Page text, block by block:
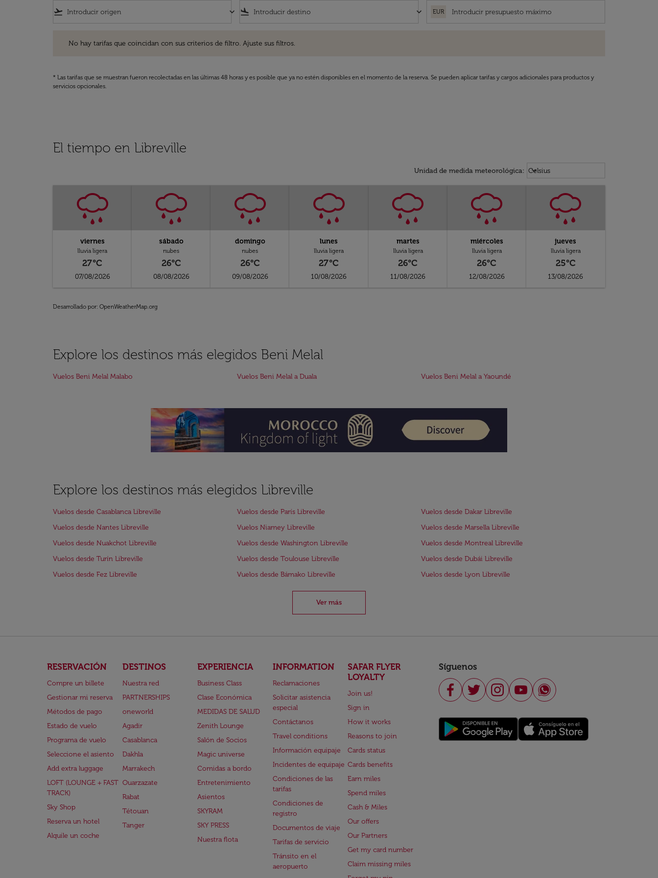
flight_takeoff keyboard_arrow_down flight_land keyboard_arrow_down EUR
No hay tarifas que coincidan con sus criterios de filtro. Ajuste sus filtros.
* Las tarifas que se muestran fueron recolectadas en las últimas 48 horas y es posible que ya no estén disponibles en el momento de la reserva. Se pueden aplicar tarifas y cargos adicionales para productos y
servicios opcionales.
El tiempo en Libreville
Unidad de medida meteorológica: Weather unit option Celsius
Celsius
keyboard_arrow_down
viernes
lluvia ligera
27°C
07/08/2026
sábado
nubes
26°C
08/08/2026
domingo
nubes
26°C
09/08/2026
lunes
lluvia ligera
27°C
10/08/2026
martes
lluvia ligera
26°C
11/08/2026
miércoles
lluvia ligera
26°C
12/08/2026
jueves
lluvia ligera
25°C
13/08/2026
Desarrollado por: OpenWeatherMap.org
Explore los destinos más elegidos Beni Melal
Vuelos Beni Melal Malabo Vuelos Beni Melal a Duala Vuelos Beni Melal a Yaoundé
Explore los destinos más elegidos Libreville
Vuelos desde Casablanca Libreville Vuelos desde París Libreville
Vuelos desde Dakar Libreville
Vuelos desde Nantes Libreville
Vuelos Niamey Libreville
Vuelos desde Marsella Libreville
Vuelos desde Nuakchot Libreville
Vuelos desde Washington Libreville
Vuelos desde Montreal Libreville
Vuelos desde Turín Libreville
Vuelos desde Toulouse Libreville
Vuelos desde Dubái Libreville
Vuelos desde Fez Libreville
Vuelos desde Bámako Libreville Vuelos desde Lyon Libreville
Ver más
RESERVACIÓN
Compre un billete
Gestionar mi reserva
Métodos de pago
Estado de vuelo
Programa de vuelo
Seleccione el asiento
Add extra luggage
LOFT (LOUNGE + FAST
TRACK)
Sky Shop
Reserva un hotel
Alquile un coche
DESTINOS
Nuestra red
PARTNERSHIPS
oneworld
Agadir
Casablanca
Dakhla
Marrakech
Ouarzazate
Rabat
Tétouan
Tanger
EXPERIENCIA
Business Class
Clase Económica
MEDIDAS DE SALUD
Zenith Lounge
Salón de Socios
Magic universe
Comidas a bordo
Entretenimiento
Asientos
SKYRAM
SKY PRESS
Nuestra flota
INFORMATION
Reclamaciones
Solicitar asistencia
especial
Contáctanos
Travel conditions
Información equipaje
Incidentes de equipaje
Condiciones de las
tarifas
Condiciones de
registro
Documentos de viaje
Tarifas de servicio
Tránsito en el
aeropuerto
SAFAR FLYER
LOYALTY
Join us!
Sign in
How it works
Reasons to join
Cards status
Cards benefits
Earn miles
Spend miles
Cash & Miles
Our offers
Our Partners
Get my card number
Claim missing miles
Síguenos